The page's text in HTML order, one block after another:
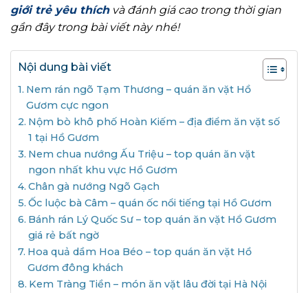
giới trẻ yêu thíchvà đánh giá cao trong thời gian
gần đây trong bài viết này nhé!
Nội dung bài viết
Nem rán ngõ Tạm Thương – quán ăn vặt Hồ
Gươm cực ngon
Nộm bò khô phố Hoàn Kiếm – địa điểm ăn vặt số
1 tại Hồ Gươm
Nem chua nướng Ấu Triệu – top quán ăn vặt
ngon nhất khu vực Hồ Gươm
Chân gà nướng Ngõ Gạch
Ốc luộc bà Câm – quán ốc nổi tiếng tại Hồ Gươm
Bánh rán Lý Quốc Sư – top quán ăn vặt Hồ Gươm
giá rẻ bất ngờ
Hoa quả dầm Hoa Béo – top quán ăn vặt Hồ
Gươm đông khách
Kem Tràng Tiền – món ăn vặt lâu đời tại Hà Nội